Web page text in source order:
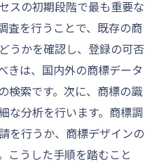
スの初期段階で最も重要な
査を行うことで、既存の商
うかを確認し、登録の可否
きは、国内外の商標データ
検索です。次に、商標の識
な分析を行います。商標調
を行うか、商標デザインの
こうした手順を踏むこと